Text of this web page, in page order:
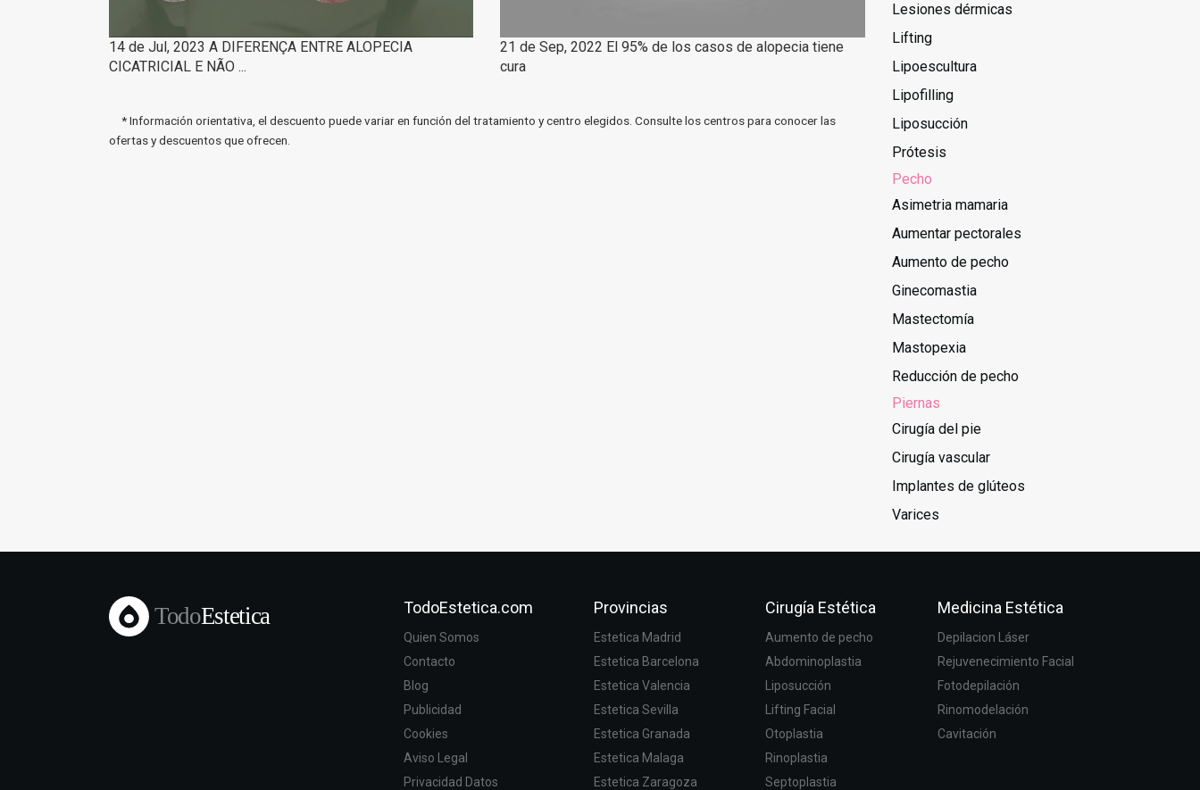
14 de Jul, 2023 A DIFERENÇA ENTRE ALOPECIA
CICATRICIAL E NÃO ...
21 de Sep, 2022 El 95% de los casos de alopecia tiene
cura
* Información orientativa, el descuento puede variar en función del tratamiento y centro elegidos. Consulte los centros para conocer las
ofertas y descuentos que ofrecen.
Lesiones dérmicas
Lifting
Lipoescultura
Lipofilling
Liposucción
Prótesis
Pecho
Asimetria mamaria
Aumentar pectorales
Aumento de pecho
Ginecomastia
Mastectomía
Mastopexia
Reducción de pecho
Piernas
Cirugía del pie
Cirugía vascular
Implantes de glúteos
Varices
TodoEstetica TodoEstetica.com
Quien Somos
Contacto
Blog
Publicidad
Cookies
Aviso Legal
Privacidad Datos
Provincias
Estetica Madrid
Estetica Barcelona
Estetica Valencia
Estetica Sevilla
Estetica Granada
Estetica Malaga
Estetica Zaragoza
Cirugía Estética
Aumento de pecho
Abdominoplastia
Liposucción
Lifting Facial
Otoplastia
Rinoplastia
Septoplastia
Medicina Estética
Depilacion Láser
Rejuvenecimiento Facial
Fotodepilación
Rinomodelación
Cavitación